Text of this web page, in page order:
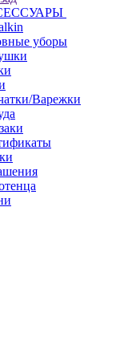
уборы
Варежки